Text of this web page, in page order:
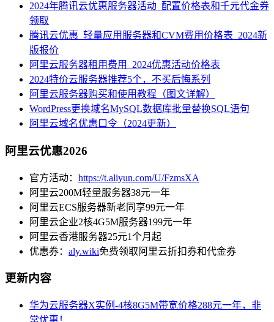
2024年腾讯云优惠服务器活动_配置价格表和千元代金券
领取
腾讯云优惠_轻量应用服务器和CVM费用价格表_2024新
版报价
阿里云服务器租用费用_2024优惠活动价格表
2024特价云服务器推荐5个，不买后悔系列
阿里云服务器购买和使用教程（图文详解）
WordPress更换域名MySQL数据库批量替换SQL语句
阿里云域名优惠口令（2024更新）
阿里云优惠2026
官方活动： https://t.aliyun.com/U/FzmsXA
阿里云200M轻量服务器38元一年
阿里云ECS服务器新老同享99元一年
阿里云企业2核4G5M服务器199元一年
阿里云香港服务器25元1个月起
优惠券： aly.wiki免费领取阿里云折扣券和代金券
更新内容
华为云服务器X实例-4核8G5M带宽价格288元一年，非
常优惠！